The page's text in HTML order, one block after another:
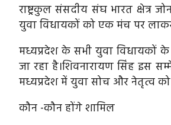
राष्ट्रकुल संसदीय संघ भारत क्षेत्र
युवा विधायकों को एक मंच पर लाकर
मध्यप्रदेश के सभी युवा विधायकों
जा रहा है।शिवनारायण सिंह इस
मध्यप्रदेश में युवा सोच और नेतृत्व को
कौन -कौन होंगे शामिल